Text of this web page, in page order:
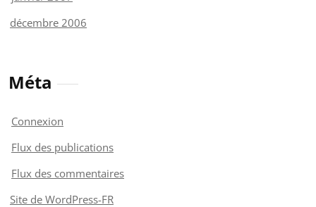
décembre 2006
Méta
Connexion
Flux des publications
Flux des commentaires
Site de WordPress-FR